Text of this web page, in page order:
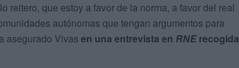
reitero, que estoy a favor de la norma, a favor del real
autónomas que tengan argumentos para
asegurado Vivas en una entrevista en RNE recogida